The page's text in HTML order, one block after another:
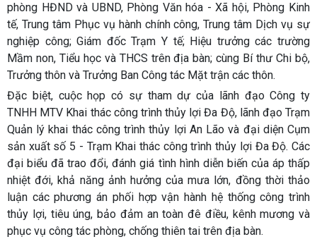
phòng HĐND và UBND, Phòng Văn hóa - Xã hội, Phòng Kinh
tế, Trung tâm Phục vụ hành chính công, Trung tâm Dịch vụ sự
nghiệp công; Giám đốc Trạm Y tế; Hiệu trưởng các trường
Mầm non, Tiểu học và THCS trên địa bàn; cùng Bí thư Chi bộ,
Trưởng thôn và Trưởng Ban Công tác Mặt trận các thôn.
Đặc biệt, cuộc họp có sự tham dự của lãnh đạo Công ty
TNHH MTV Khai thác công trình thủy lợi Đa Độ, lãnh đạo Trạm
Quản lý khai thác công trình thủy lợi An Lão và đại diện Cụm
sản xuất số 5 - Trạm Khai thác công trình thủy lợi Đa Độ. Các
đại biểu đã trao đổi, đánh giá tình hình diễn biến của áp thấp
nhiệt đới, khả năng ảnh hưởng của mưa lớn, đồng thời thảo
luận các phương án phối hợp vận hành hệ thống công trình
thủy lợi, tiêu úng, bảo đảm an toàn đê điều, kênh mương và
phục vụ công tác phòng, chống thiên tai trên địa bàn.